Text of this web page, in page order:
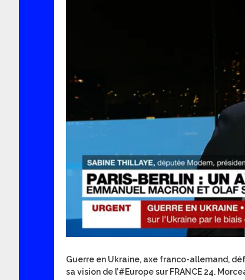
Guerre en Ukraine, axe franco-allemand,
sa vision de l’#Europe sur FRANCE 24.